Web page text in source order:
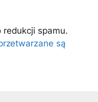
spamu.
są